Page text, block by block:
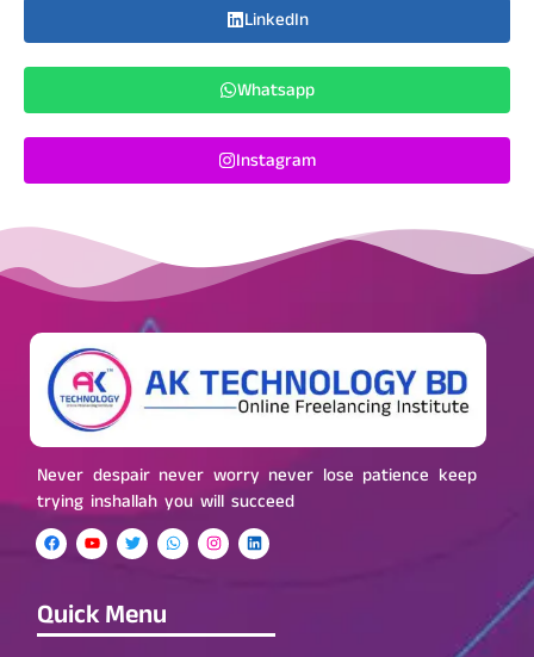
LinkedIn
Whatsapp
Instagram
Never despair never worry never lose patience keep
trying inshallah you will succeed
Quick Menu